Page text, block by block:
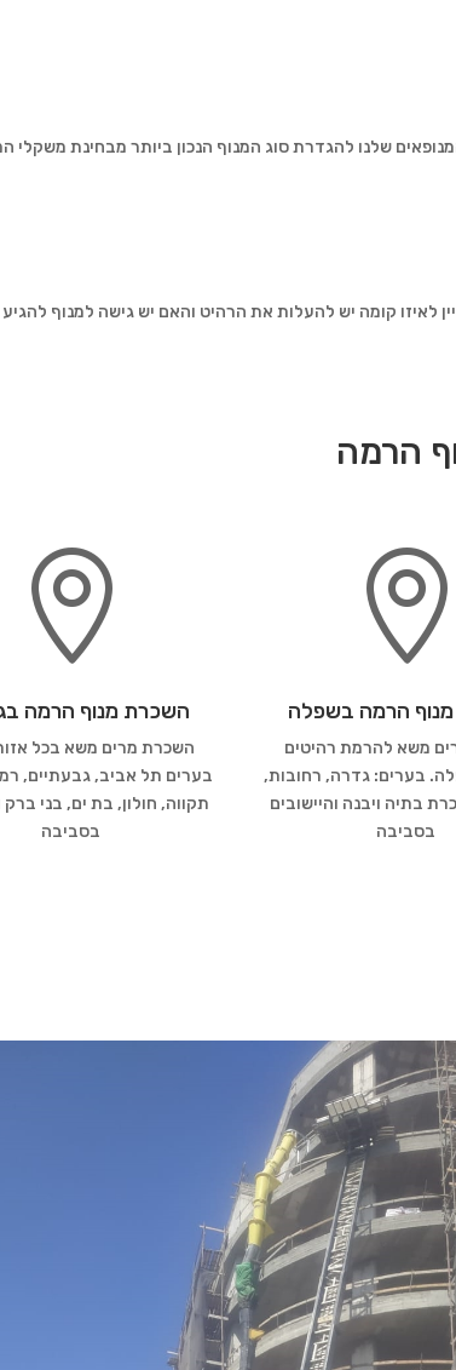
שלנו להגדרת סוג המנוף הנכון ביותר מבחינת משקלי
לאיזו קומה יש להעלות את הרהיט והאם יש גישה למנוף
הרמה

השכרת מנוף הרמה
השכרת מרים משא בכל
בערים תל אביב, גבעתיים,
תקווה, חולון, בת ים, בני ברק
בסביבה

הרמה בשפלה
משא להרמת רהיטים
בערים: גדרה, רחובות,
בתיה ויבנה והיישובים
בסביבה